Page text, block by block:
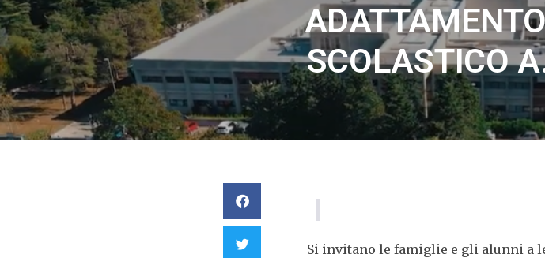
SCOLASTICO
Si invitano le famiglie e gli alunni a